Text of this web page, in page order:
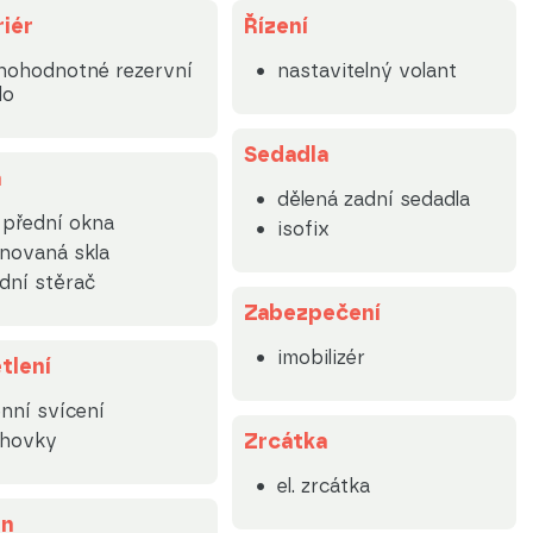
rezervní
přední okna
skla
stěrač
svícení
Řízení
nastavitelný volant
Sedadla
dělená zadní sedadla
isofix
Zabezpečení
imobilizér
Zrcátka
el. zrcátka